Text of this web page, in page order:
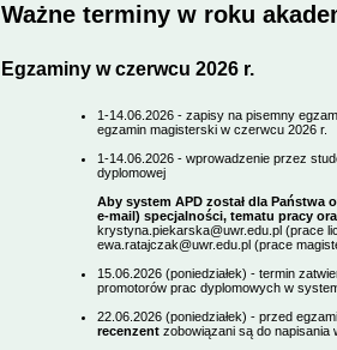
Ważne terminy w roku
Egzaminy w czerwcu 2026 r.
1-14.06.2026 - zapisy na pisemny
egzamin magisterski w czerwcu 2026 r.
1-14.06.2026 - wprowadzenie przez
dyplomowej
Aby system APD został dla
e-mail) specjalności, tematu pracy
krystyna.piekarska@uwr.edu.pl (prace
ewa.ratajczak@uwr.edu.pl (prace
15.06.2026 (poniedziałek) - termin
promotorów prac dyplomowych w
22.06.2026 (poniedziałek) - przed
recenzent zobowiązani są do napisania